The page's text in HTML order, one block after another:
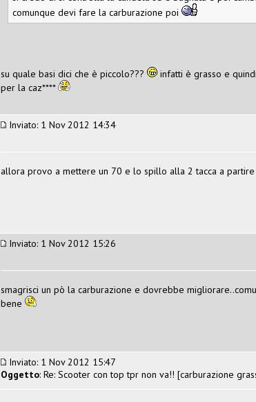
comunque devi fare la carburazione poi
su quale basi dici che è piccolo??? infatti è grasso e
per la caz****
Inviato: 1 Nov 2012 14:34
allora provo a mettere un 70 e lo spillo alla 2 tacca a
Inviato: 1 Nov 2012 15:26
smagrisci un pò la carburazione e dovrebbe
bene
Inviato: 1 Nov 2012 15:47
Oggetto: Re: Scooter con top tpr non va!! [carburazione